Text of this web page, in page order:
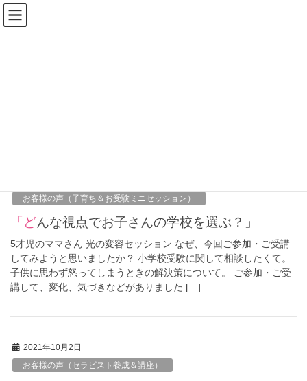
お客様の声（子育ち＆お受験ミニセッション）
「どんな視点でお子さんの学校を選ぶ？」
5才児のママさん 光の変容セッション なぜ、今回ご参加・ご受講
してみようと思いましたか？ 小学校受験に関して相談したくて。
子供に思わず怒ってしまうときの解決策について。 ご参加・ご受
講して、変化、気づきなどがありました […]
2021年10月2日
お客様の声（セラピスト養成＆講座）